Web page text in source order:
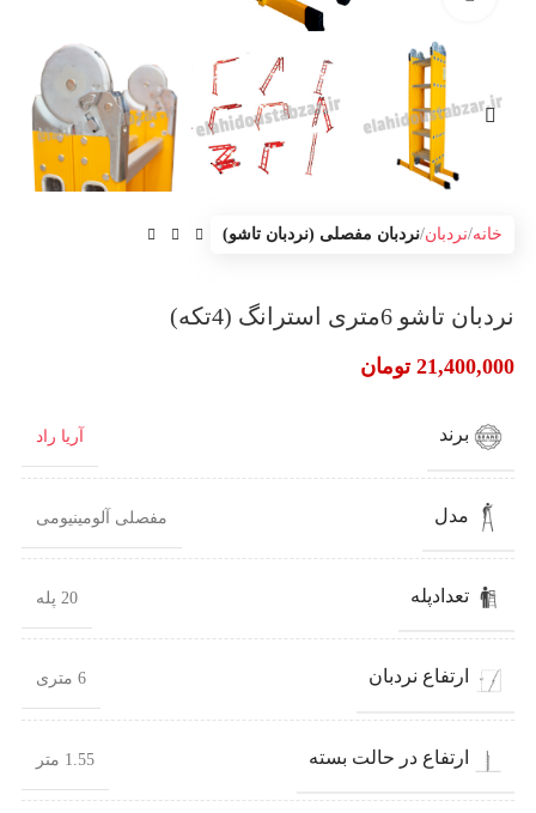
خانه نردبان نردبان مفصلی (نردبان تاشو)
نردبان تاشو 6متری استرانگ (4تکه)
21,400,000 تومان
برند آریا راد
مدل مفصلی آلومینیومی
تعدادپله 20 پله
ارتفاع نردبان 6 متری
ارتفاع در حالت بسته 1.55 متر